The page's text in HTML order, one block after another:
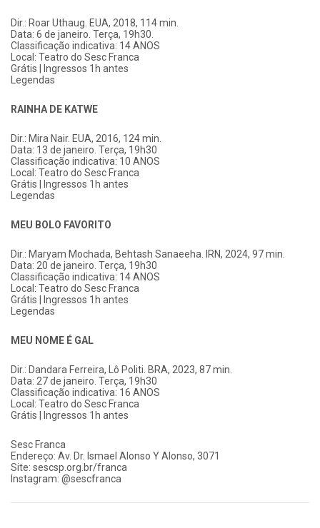
Dir.: Roar Uthaug. EUA, 2018, 114 min.
Data: 6 de janeiro. Terça, 19h30.
Classificação indicativa: 14 ANOS
Local: Teatro do Sesc Franca
Grátis | Ingressos 1h antes
Legendas
RAINHA DE KATWE
Dir.: Mira Nair. EUA, 2016, 124 min.
Data: 13 de janeiro. Terça, 19h30
Classificação indicativa: 10 ANOS
Local: Teatro do Sesc Franca
Grátis | Ingressos 1h antes
Legendas
MEU BOLO FAVORITO
Dir.: Maryam Mochada, Behtash Sanaeeha. IRN, 2024, 97 min.
Data: 20 de janeiro. Terça, 19h30
Classificação indicativa: 14 ANOS
Local: Teatro do Sesc Franca
Grátis | Ingressos 1h antes
Legendas
MEU NOME É GAL
Dir.: Dandara Ferreira, Lô Politi. BRA, 2023, 87 min.
Data: 27 de janeiro. Terça, 19h30
Classificação indicativa: 16 ANOS
Local: Teatro do Sesc Franca
Grátis | Ingressos 1h antes
Sesc Franca
Endereço: Av. Dr. Ismael Alonso Y Alonso, 3071
Site: sescsp.org.br/franca
Instagram: @sescfranca